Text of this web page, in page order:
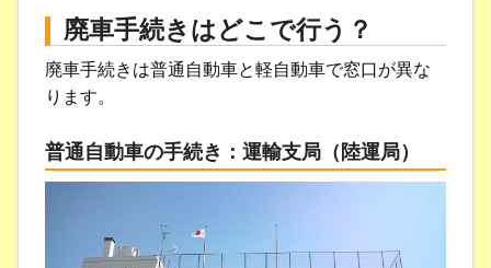
廃車手続きはどこで行う？
廃車手続きは普通自動車と軽自動車で窓口が異な
ります。
普通自動車の手続き：運輸支局（陸運局）